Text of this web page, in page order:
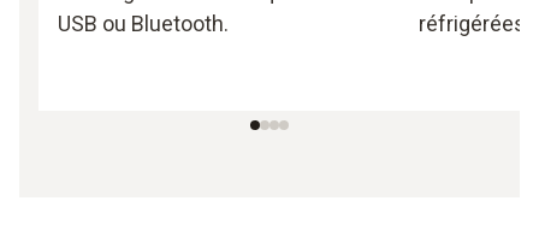
USB ou Bluetooth.
réfrigérées.